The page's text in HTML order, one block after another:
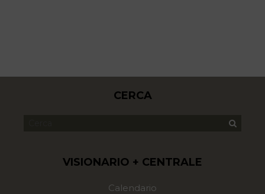
CERCA
VISIONARIO + CENTRALE
Calendario